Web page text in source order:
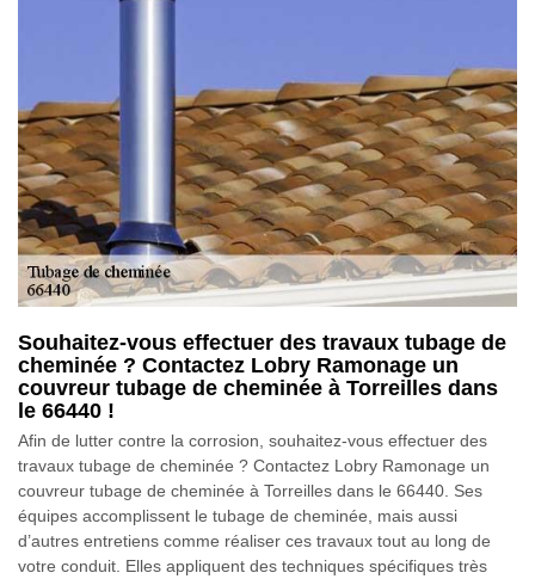
Souhaitez-vous effectuer des travaux tubage de
cheminée ? Contactez Lobry Ramonage un
couvreur tubage de cheminée à Torreilles dans
le 66440 !
Afin de lutter contre la corrosion, souhaitez-vous effectuer des
travaux tubage de cheminée ? Contactez Lobry Ramonage un
couvreur tubage de cheminée à Torreilles dans le 66440. Ses
équipes accomplissent le tubage de cheminée, mais aussi
d’autres entretiens comme réaliser ces travaux tout au long de
votre conduit. Elles appliquent des techniques spécifiques très